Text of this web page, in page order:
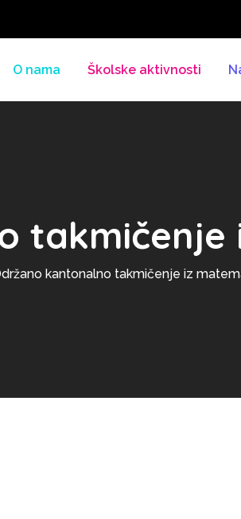
O nama Školske aktivnosti
takmičenje
kantonalno takmičenje iz